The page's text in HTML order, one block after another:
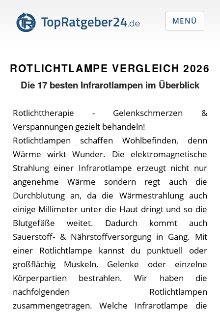
ROTLICHTLAMPE VERGLEICH 2026
Die 17 besten Infrarotlampen im Überblick
Rotlichttherapie - Gelenkschmerzen &
Verspannungen gezielt behandeln!
Rotlichtlampen schaffen Wohlbefinden, denn
Wärme wirkt Wunder. Die elektromagnetische
Strahlung einer Infrarotlampe erzeugt nicht nur
angenehme Wärme sondern regt auch die
Durchblutung an, da die Wärmestrahlung auch
einige Millimeter unter die Haut dringt und so die
Blutgefäße weitet. Dadurch kommt auch
Sauerstoff- & Nährstoffversorgung in Gang. Mit
einer Rotlichtlampe kannst du punktuell oder
großflächig Muskeln, Gelenke oder einzelne
Körperpartien bestrahlen. Wir haben die
nachfolgenden Rotlichtlampen
zusammengetragen. Welche Infrarotlampe die
MENÜ